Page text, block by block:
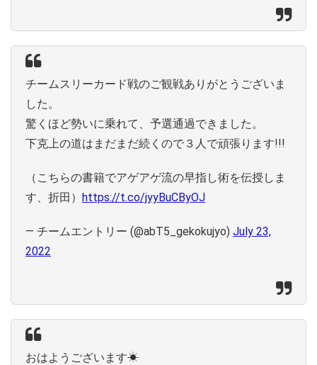
チームスリーカード戦のご観戦ありがとうございま
した。
驚くほど勢いに乗れて、予選通過できました。
下克上の道はまだまだ続くので３人で頑張ります!!!
（こちらの書籍でアゲアゲ流の早指し術を伝授しま
す、折田） https://t.co/jyyBuCByOJ
— チームエントリー (@abT5_gekokujyo) July 23,
2022
おはようございます☀